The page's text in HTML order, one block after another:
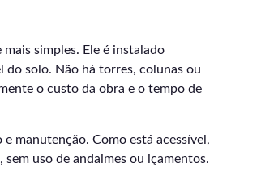
simples. Ele é instalado
do solo. Não há torres, colunas ou
o custo da obra e o tempo de
manutenção. Como está acessível,
uso de andaimes ou içamentos.